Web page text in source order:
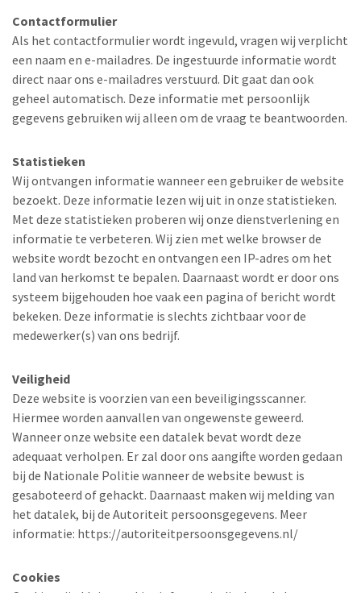
Contactformulier
Als het contactformulier wordt ingevuld, vragen wij verplicht
een naam en e-mailadres. De ingestuurde informatie wordt
direct naar ons e-mailadres verstuurd. Dit gaat dan ook
geheel automatisch. Deze informatie met persoonlijk
gegevens gebruiken wij alleen om de vraag te beantwoorden.
Statistieken
Wij ontvangen informatie wanneer een gebruiker de website
bezoekt. Deze informatie lezen wij uit in onze statistieken.
Met deze statistieken proberen wij onze dienstverlening en
informatie te verbeteren. Wij zien met welke browser de
website wordt bezocht en ontvangen een IP-adres om het
land van herkomst te bepalen. Daarnaast wordt er door ons
systeem bijgehouden hoe vaak een pagina of bericht wordt
bekeken. Deze informatie is slechts zichtbaar voor de
medewerker(s) van ons bedrijf.
Veiligheid
Deze website is voorzien van een beveiligingsscanner.
Hiermee worden aanvallen van ongewenste geweerd.
Wanneer onze website een datalek bevat wordt deze
adequaat verholpen. Er zal door ons aangifte worden gedaan
bij de Nationale Politie wanneer de website bewust is
gesaboteerd of gehackt. Daarnaast maken wij melding van
het datalek, bij de Autoriteit persoonsgegevens. Meer
informatie: https://autoriteitpersoonsgegevens.nl/
Cookies